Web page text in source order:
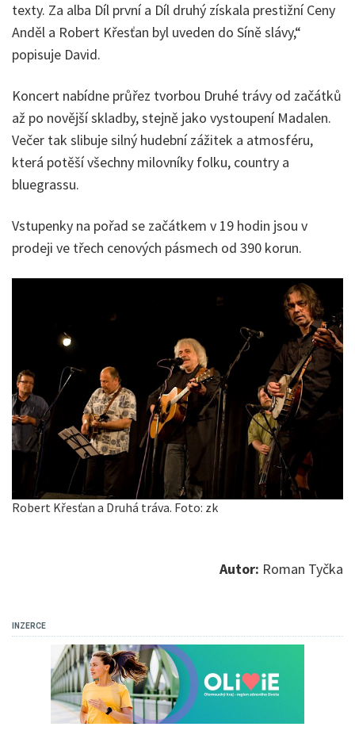
texty. Za alba Díl první a Díl druhý získala prestižní Ceny
Anděl a Robert Křesťan byl uveden do Síně slávy,“
popisuje David.
Koncert nabídne průřez tvorbou Druhé trávy od začátků
až po novější skladby, stejně jako vystoupení Madalen.
Večer tak slibuje silný hudební zážitek a atmosféru,
která potěší všechny milovníky folku, country a
bluegrassu.
Vstupenky na pořad se začátkem v 19 hodin jsou v
prodeji ve třech cenových pásmech od 390 korun.
Robert Křesťan a Druhá tráva. Foto: zk
Autor: Roman Tyčka
INZERCE